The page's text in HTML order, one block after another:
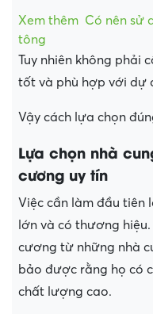
Xem thêm Có nên sử
tông
Tuy nhiên không phải
tốt và phù hợp với dự
Vậy cách lựa chọn
Lựa chọn nhà
cương uy tín
Việc cần làm đầu tiên
lớn và có thương
cương từ những nhà
bảo được rằng họ có
chất lượng cao.